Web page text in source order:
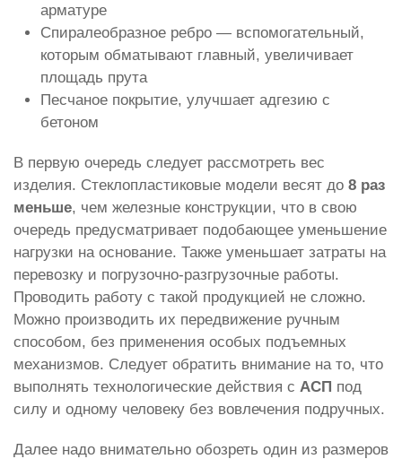
арматуре
Спиралеобразное ребро — вспомогательный,
которым обматывают главный, увеличивает
площадь прута
Песчаное покрытие, улучшает адгезию с
бетоном
В первую очередь следует рассмотреть вес
изделия. Стеклопластиковые модели весят до 8 раз
меньше, чем железные конструкции, что в свою
очередь предусматривает подобающее уменьшение
нагрузки на основание. Также уменьшает затраты на
перевозку и погрузочно-разгрузочные работы.
Проводить работу с такой продукцией не сложно.
Можно производить их передвижение ручным
способом, без применения особых подъемных
механизмов. Следует обратить внимание на то, что
выполнять технологические действия с АСП под
силу и одному человеку без вовлечения подручных.
Далее надо внимательно обозреть один из размеров